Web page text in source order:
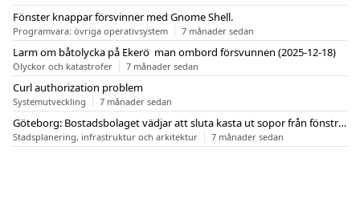
Fönster knappar försvinner med Gnome Shell.
Programvara: övriga operativsystem 7 månader sedan
Larm om båtolycka på Ekerö  man ombord försvunnen (2025-12-18)
Olyckor och katastrofer 7 månader sedan
Curl authorization problem
Systemutveckling 7 månader sedan
Göteborg: Bostadsbolaget vädjar att sluta kasta ut sopor från fönstren
Stadsplanering, infrastruktur och arkitektur 7 månader sedan